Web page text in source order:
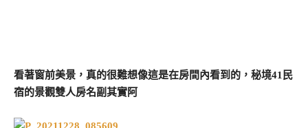
看著窗前美景，真的很難想像這是在房間內看到的，秘境41民
宿的景觀雙人房名副其實阿